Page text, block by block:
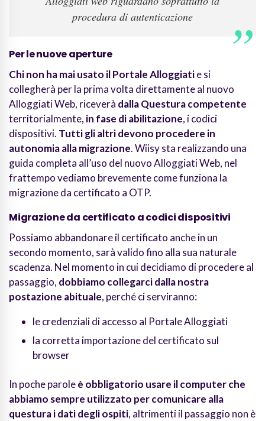
procedura di autenticazione
Per le nuove aperture
Chi non ha mai usato il Portale Alloggiatie si
collegherà per la prima volta direttamente al nuovo
Alloggiati Web, riceverà dalla Questura competente
territorialmente, in fase di abilitazione, i codici
dispositivi. Tutti gli altri devono procedere in
autonomia alla migrazione. Wiisy sta realizzando una
guida completa all’uso del nuovo Alloggiati Web, nel
frattempo vediamo brevemente come funziona la
migrazione da certificato a OTP.
Migrazione da certificato a codici dispositivi
Possiamo abbandonare il certificato anche in un
secondo momento, sarà valido fino alla sua naturale
scadenza. Nel momento in cui decidiamo di procedere al
passaggio, dobbiamo collegarci dalla nostra
postazione abituale, perché ci serviranno:
le credenziali di accesso al Portale Alloggiati
la corretta importazione del certificato sul
browser
In poche paroleè obbligatorio usare il computer che
abbiamo sempre utilizzato per comunicare alla
questura i dati degli ospiti, altrimenti il passaggio non è